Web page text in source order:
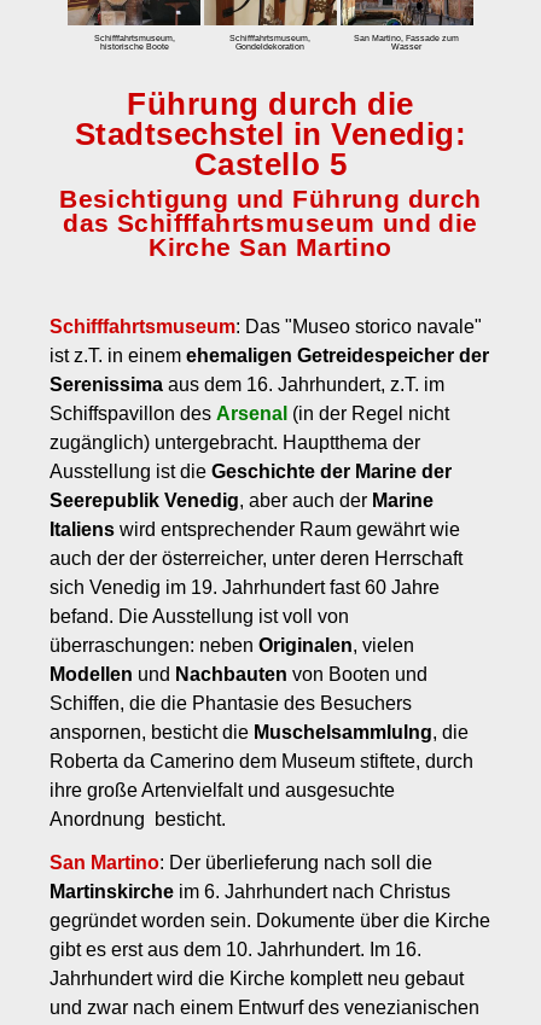
zum Einbuchen
Eintrittspreis Venedig und Eintrittspreise für Museen
Kontakt
Schifffahrtsmuseum,
historische Boote
Schifffahrtsmuseum,
Gondeldekoration
San Martino, Fassade zum
Wasser
Führung durch die
Stadtsechstel in Venedig:
Castello 5
Besichtigung und Führung durch
das Schifffahrtsmuseum und die
Kirche San Martino
Schifffahrtsmuseum: Das "Museo storico navale"
ist z.T. in einem ehemaligen Getreidespeicher der
Serenissima aus dem 16. Jahrhundert, z.T. im
Schiffspavillon des Arsenal (in der Regel nicht
zugänglich) untergebracht. Hauptthema der
Ausstellung ist die Geschichte der Marine der
Seerepublik Venedig, aber auch der Marine
Italiens wird entsprechender Raum gewährt wie
auch der der österreicher, unter deren Herrschaft
sich Venedig im 19. Jahrhundert fast 60 Jahre
befand. Die Ausstellung ist voll von
überraschungen: neben Originalen, vielen
Modellen und Nachbauten von Booten und
Schiffen, die die Phantasie des Besuchers
anspornen, besticht die Muschelsammlulng, die
Roberta da Camerino dem Museum stiftete, durch
ihre große Artenvielfalt und ausgesuchte
Anordnung besticht.
San Martino: Der überlieferung nach soll die
Martinskirche im 6. Jahrhundert nach Christus
gegründet worden sein. Dokumente über die Kirche
gibt es erst aus dem 10. Jahrhundert. Im 16.
Jahrhundert wird die Kirche komplett neu gebaut
und zwar nach einem Entwurf des venezianischen